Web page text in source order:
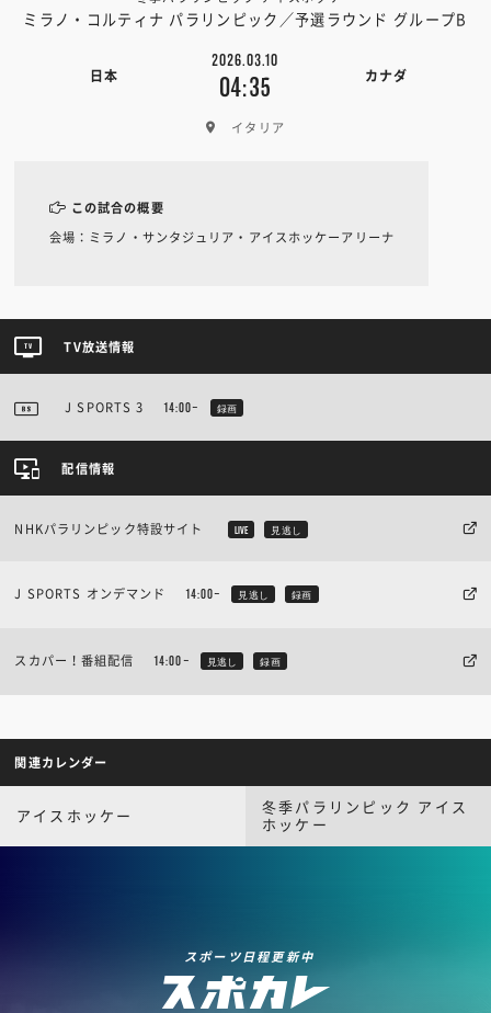
ミラノ・コルティナ パラリンピック／予選ラウンド グループB
日本
2026.03.10
04:35 カナダ
イタリア
この試合の概要
会場：ミラノ・サンタジュリア・アイスホッケーアリーナ
TV放送情報
J SPORTS 3 14:00~ 録画
配信情報
NHKパラリンピック特設サイト LIVE 見逃し
J SPORTS オンデマンド 14:00~ 見逃し 録画
スカパー！番組配信 14:00~ 見逃し 録画
関連カレンダー
アイスホッケー
冬季パラリンピック アイス
ホッケー
スポーツ日程更新中